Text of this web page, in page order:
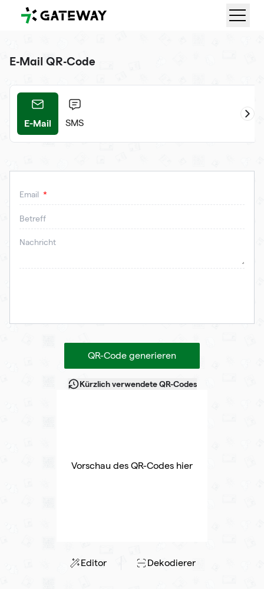
QRGateway
E-Mail QR-Code
E-Mail SMS
Email
Betreff
Nachricht
QR-Code generieren
Kürzlich verwendete QR-Codes
Vorschau des QR-Codes hier
Editor Dekodierer